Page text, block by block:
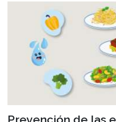
Prevención de las